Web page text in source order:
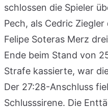
schlossen die Spieler
Pech, als Cedric
Felipe Soteras Merz
Ende beim Stand von
Strafe kassierte, war
Der 27:28-Anschluss
Schlusssirene. Die